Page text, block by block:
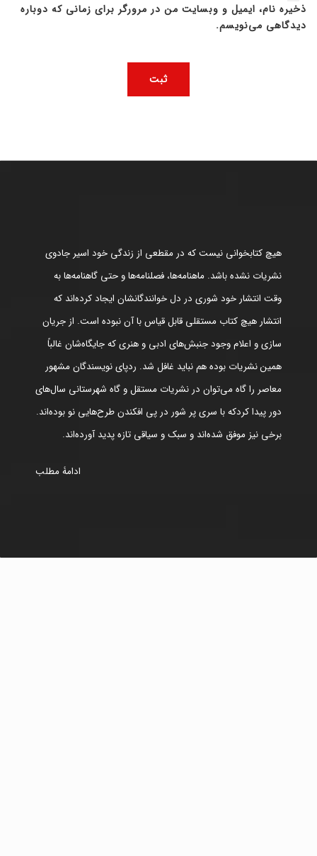
ذخیره نام، ایمیل و وبسایت من در مرورگر برای زمانی که دوباره
دیدگاهی می‌نویسم.
هیچ کتابخوانی نیست که در مقطعی از زندگی خود اسیر جادوی
نشریات نشده باشد. ماهنامه‌ها، فصلنامه‌ها و حتی گاهنامه‌ها به
وقت انتشار خود شوری در دل خوانندگانشان ایجاد کرده‌اند که
انتشار هیچ کتاب مستقلی قابل قیاس با آن نبوده است. از جریان
سازی و اعلام وجود جنبش‌های ادبی و هنری که جایگاه‌شان غالباً
همین نشریات بوده هم نباید غافل شد. ردپای نویسندگان مشهور
معاصر را گاه می‌توان در نشریات مستقل و گاه شهرستانی سال‌های
دور پیدا کردکه با سری پر شور در پی افکندن طرح‌هایی نو بوده‌اند.
برخی نیز موفق شده‌اند و سبک و سیاقی تازه پدید آورده‌اند.
ادامۀ مطلب